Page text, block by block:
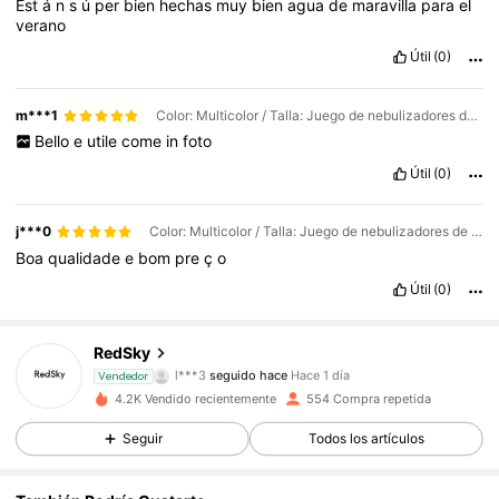
Está ns ú per bien hechas muy bienaguade maravilla parael
verano
Útil (0)
m***1 Color: Multicolor / Talla: Juego de nebulizadores de cobre de 15 metros
Bello e utile come in foto
Útil (0)
j***0 Color: Multicolor / Talla: Juego de nebulizadores de cobre de 15 metros
Boaqualidadee bom preço
Útil (0)
RedSky
Vendedor
4,87
635 Seguidores
635 Seguidores
4.2K Vendido recientemente 554 Compra repetida
Seguir Todos los artículos